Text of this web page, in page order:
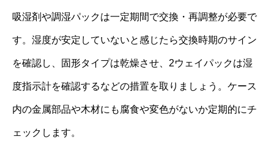
吸湿剤や調湿パックは一定期間で交換・再調整が必要で
す。湿度が安定していないと感じたら交換時期のサイン
を確認し、固形タイプは乾燥させ、2ウェイパックは湿
度指示計を確認するなどの措置を取りましょう。ケース
内の金属部品や木材にも腐食や変色がないか定期的にチ
ェックします。